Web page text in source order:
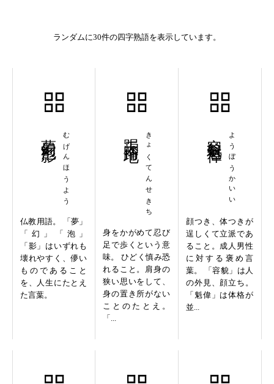
ランダムに30件の四字熟語を表示しています。
むげんほうよう
仏教用語。 「夢」
「幻」「泡」
「影」はいずれも
壊れやすく、儚い
ものであること
を、人生にたとえ
た言葉。
きょくてんせきち
身をかがめて忍び
足で歩くという意
味。 ひどく慎み恐
れること。肩身の
狭い思いをして、
身の置き所がない
ことのたとえ。
「...
ようぼうかいい
顔つき、体つきが
逞しくて立派であ
ること。成人男性
に対する褒め言
葉。 「容貌」は人
の外見、顔立ち。
「魁偉」は体格が
並...